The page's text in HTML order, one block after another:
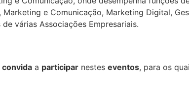
e Comunicação, Marketing Digital,
várias Associações Empresariais.
convida a participar nestes eventos, para os